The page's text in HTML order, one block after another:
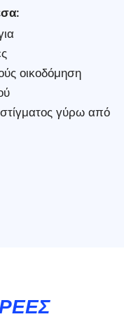
οικοδόμηση
γύρω από